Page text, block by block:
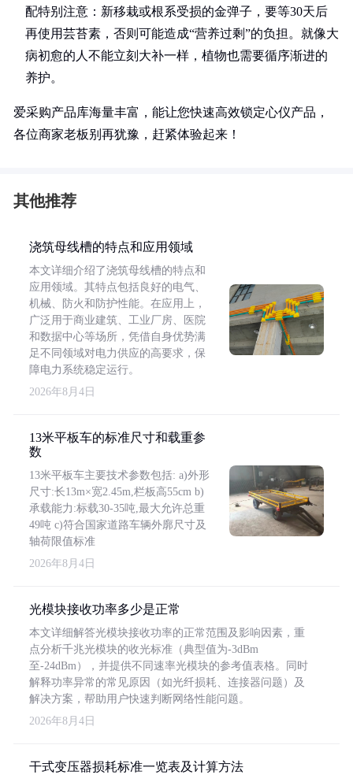
配特别注意：新移栽或根系受损的金弹子，要等30天后
再使用芸苔素，否则可能造成“营养过剩”的负担。就像大
病初愈的人不能立刻大补一样，植物也需要循序渐进的
养护。
爱采购产品库海量丰富，能让您快速高效锁定心仪产品，
各位商家老板别再犹豫，赶紧体验起来！
其他推荐
浇筑母线槽的特点和应用领域
本文详细介绍了浇筑母线槽的特点和
应用领域。其特点包括良好的电气、
机械、防火和防护性能。在应用上，
广泛用于商业建筑、工业厂房、医院
和数据中心等场所，凭借自身优势满
足不同领域对电力供应的高要求，保
障电力系统稳定运行。
2026年8月4日
13米平板车的标准尺寸和载重参
数
13米平板车主要技术参数包括: a)外形
尺寸:长13m×宽2.45m,栏板高55cm b)
承载能力:标载30-35吨,最大允许总重
49吨 c)符合国家道路车辆外廓尺寸及
轴荷限值标准
2026年8月4日
光模块接收功率多少是正常
本文详细解答光模块接收功率的正常范围及影响因素，重
点分析千兆光模块的收光标准（典型值为-3dBm
至-24dBm），并提供不同速率光模块的参考值表格。同时
解释功率异常的常见原因（如光纤损耗、连接器问题）及
解决方案，帮助用户快速判断网络性能问题。
2026年8月4日
干式变压器损耗标准一览表及计算方法